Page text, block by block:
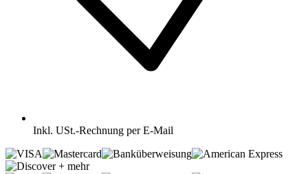
Inkl. USt.-Rechnung per E-Mail
+ mehr